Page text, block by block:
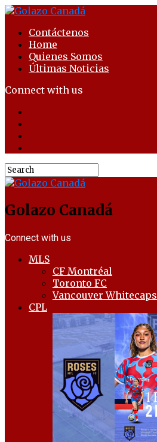
Contáctenos
Home
Quienes Somos
Últimas Noticias
Connect with us
Golazo Canadá
Connect with us
MLS
CF Montréal
Toronto FC
Vancouver Whitecaps
CPL